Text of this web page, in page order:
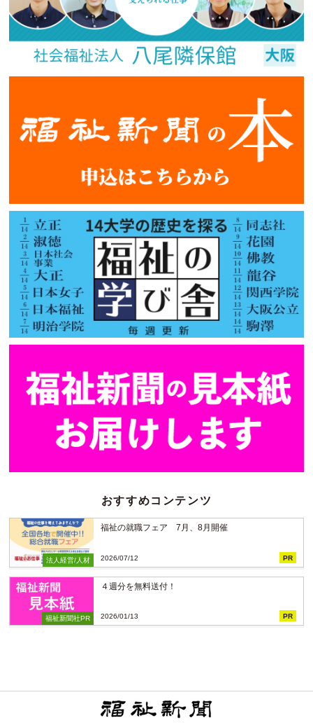
おすすめコンテンツ
法人経営/人材
福祉の就職フェア 7月、8月開催
2026/07/12 PR
福祉新聞社PR
４週分を無料送付！
2026/01/13 PR